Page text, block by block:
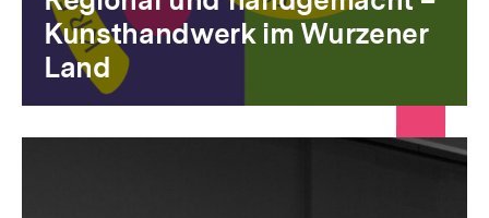
Kunsthandwerk im Wurzener
Land